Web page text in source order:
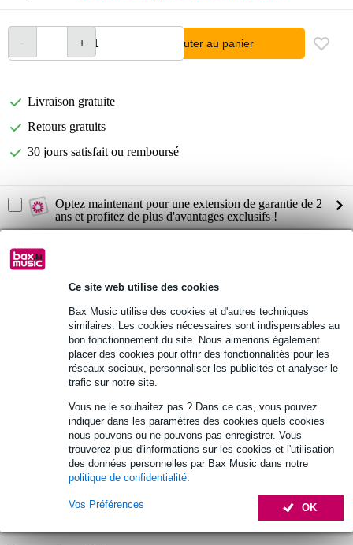
Ce site web utilise des cookies
Bax Music utilise des cookies et d'autres techniques
similaires. Les cookies nécessaires sont indispensables au
bon fonctionnement du site. Nous aimerions également
placer des cookies pour offrir des fonctionnalités pour les
réseaux sociaux, personnaliser les publicités et analyser le
trafic sur notre site.
Vous ne le souhaitez pas ? Dans ce cas, vous pouvez
indiquer dans les paramètres des cookies quels cookies
nous pouvons ou ne pouvons pas enregistrer. Vous
trouverez plus d'informations sur les cookies et l'utilisation
des données personnelles par Bax Music dans notre
politique de confidentialité
OK
Vos Préférences
Ajouter au panier
Livraison gratuite
Retours gratuits
30 jours satisfait ou remboursé
Optez maintenant pour une extension de garantie de 2
ans et profitez de plus d'avantages exclusifs !
support Pioneer DJC-STS1
conçu pour contrôleur/ordinateur portable
compatible avec les modèles suivants :
TORAIZ SP 16
RMX-1000
Afficher toutes les caractéristiques du produit
Autres variantes (4)